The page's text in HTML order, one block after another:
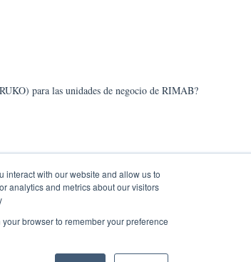
interact with our website and allow us to
analytics and metrics about our visitors
browser to remember your preference
para las unidades de negocio de RIMAB?